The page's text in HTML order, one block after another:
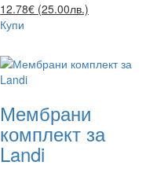
12.78€ (25.00лв.)
Купи
Мембрани
комплект за
Landi